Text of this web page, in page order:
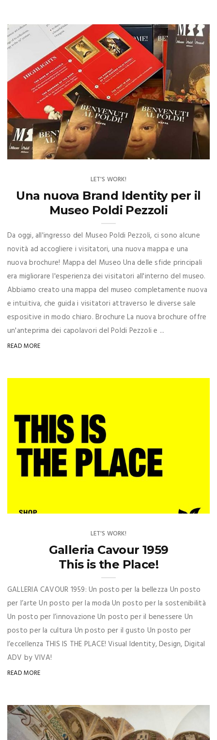
LET'S WORK!
Una nuova Brand Identity per il
Museo Poldi Pezzoli
Da oggi, all'ingresso del Museo Poldi Pezzoli, ci sono alcune
novità ad accogliere i visitatori, una nuova mappa e una
nuova brochure! Mappa del Museo Una delle sfide principali
era migliorare l'esperienza dei visitatori all'interno del museo.
Abbiamo creato una mappa del museo completamente nuova
e intuitiva, che guida i visitatori attraverso le diverse sale
espositive in modo chiaro. Brochure La nuova brochure offre
un'anteprima dei capolavori del Poldi Pezzoli e ...
READ MORE
LET'S WORK!
Galleria Cavour 1959
This is the Place!
GALLERIA CAVOUR 1959: Un posto per la bellezza Un posto
per l’arte Un posto per la moda Un posto per la sostenibilità
Un posto per l’innovazione Un posto per il benessere Un
posto per la cultura Un posto per il gusto Un posto per
l’eccellenza THIS IS THE PLACE! Visual Identity, Design, Digital
ADV by VIVA!
READ MORE